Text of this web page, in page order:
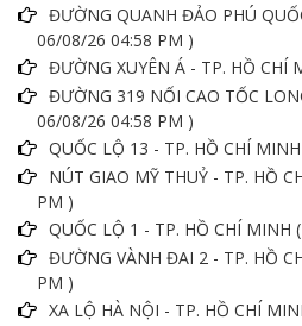
ĐƯỜNG QUANH ĐẢO PHÚ
06/08/26 04:58 PM )
ĐƯỜNG XUYÊN Á - TP. HỒ CHÍ
ĐƯỜNG 319 NỐI CAO TỐC
06/08/26 04:58 PM )
QUỐC LỘ 13 - TP. HỒ CHÍ
NÚT GIAO MỸ THUỶ - TP. HỒ
PM )
QUỐC LỘ 1 - TP. HỒ CHÍ MINH
ĐƯỜNG VÀNH ĐAI 2 - TP. HỒ
PM )
XA LỘ HÀ NỘI - TP. HỒ CHÍ